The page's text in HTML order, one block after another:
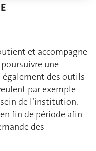
et accompagne
une
également des outils
par exemple
de l’institution.
fin de période afin
des